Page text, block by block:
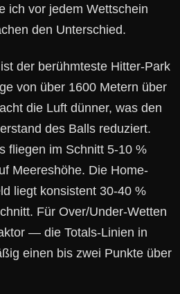
ich vor jedem Wettschein
den Unterschied.
der berühmteste Hitter-Park
von über 1600 Metern über
die Luft dünner, was den
des Balls reduziert.
fliegen im Schnitt 5-10 %
Meereshöhe. Die Home-
liegt konsistent 30-40 %
Für Over/Under-Wetten
— die Totals-Linien in
einen bis zwei Punkte über